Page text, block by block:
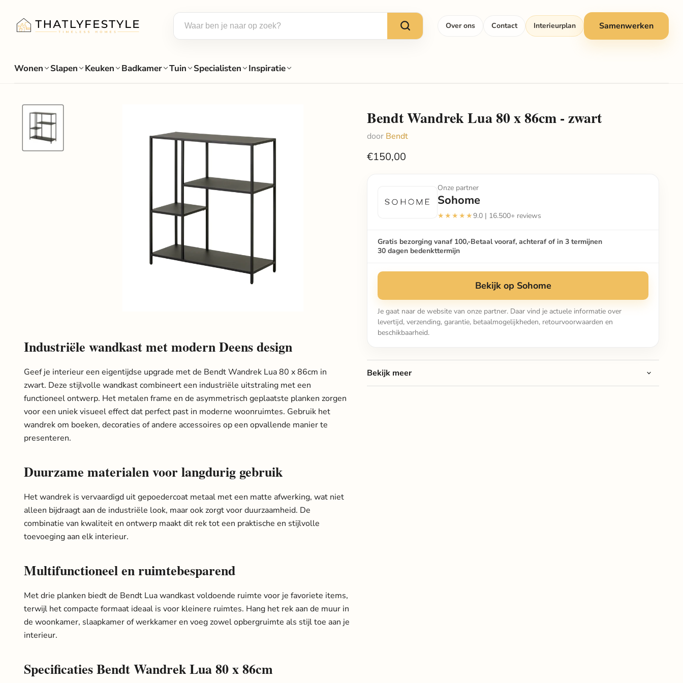
Over ons Contact Interieurplan Samenwerken
Wonen Slapen Keuken Badkamer Tuin Specialisten Inspiratie
Industriële wandkast met modern Deens design
Geef je interieur een eigentijdse upgrade met de Bendt Wandrek Lua 80 x 86cm in
zwart. Deze stijlvolle wandkast combineert een industriële uitstraling met een
functioneel ontwerp. Het metalen frame en de asymmetrisch geplaatste planken zorgen
voor een uniek visueel effect dat perfect past in moderne woonruimtes. Gebruik het
wandrek om boeken, decoraties of andere accessoires op een opvallende manier te
presenteren.
Duurzame materialen voor langdurig gebruik
Het wandrek is vervaardigd uit gepoedercoat metaal met een matte afwerking, wat niet
alleen bijdraagt aan de industriële look, maar ook zorgt voor duurzaamheid. De
combinatie van kwaliteit en ontwerp maakt dit rek tot een praktische en stijlvolle
toevoeging aan elk interieur.
Multifunctioneel en ruimtebesparend
Met drie planken biedt de Bendt Lua wandkast voldoende ruimte voor je favoriete items,
terwijl het compacte formaat ideaal is voor kleinere ruimtes. Hang het rek aan de muur in
de woonkamer, slaapkamer of werkkamer en voeg zowel opbergruimte als stijl toe aan je
interieur.
Specificaties Bendt Wandrek Lua 80 x 86cm
Bendt Wandrek Lua 80 x 86cm - zwart
door Bendt
€150,00
Onze partner
Sohome
★★★★★9.0 | 16.500+ reviews
Gratis bezorging vanaf 100,-Betaal vooraf, achteraf of in 3 termijnen
30 dagen bedenkttermijn
Bekijk op Sohome
Je gaat naar de website van onze partner. Daar vind je actuele informatie over
levertijd, verzending, garantie, betaalmogelijkheden, retourvoorwaarden en
beschikbaarheid.
Bekijk meer